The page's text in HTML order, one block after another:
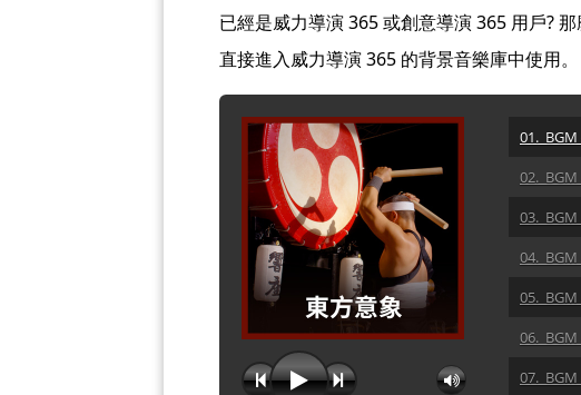
已經是威力導演 365 或創意導演 365 用戶?
直接進入威力導演 365 的背景音樂庫中使用。
01.
02.
03.
04. BGM
05. BGM
06. BGM
07.